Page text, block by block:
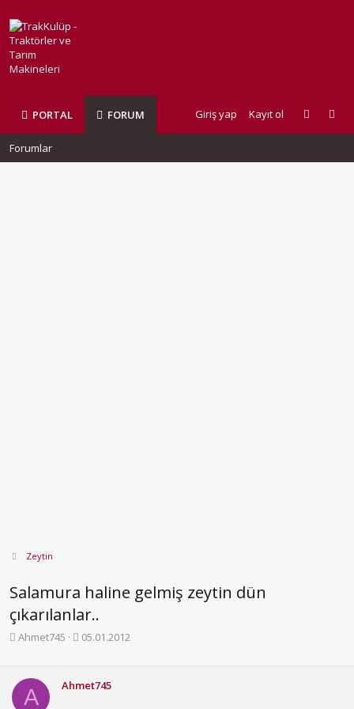
PORTAL FORUM Giriş yap Kayıt ol
Forumlar
Zeytin
Salamura haline gelmiş zeytin dün
çıkarılanlar..
K
b
Ahmet745
B
a
05.01.2012
A Ahmet745